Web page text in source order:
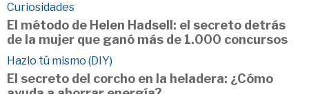
Curiosidades
El método de Helen Hadsell: el secreto detrás
de la mujer que ganó más de 1.000 concursos
Hazlo tú mismo (DIY)
El secreto del corcho en la heladera: ¿Cómo